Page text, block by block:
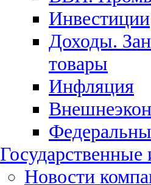
Инвестиции
Доходы.
товары
Инфляция
Новости